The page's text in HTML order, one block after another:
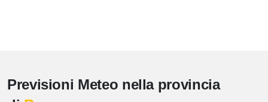
Previsioni Meteo nella provincia